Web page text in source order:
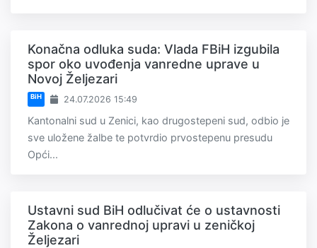
Konačna odluka suda: Vlada FBiH izgubila
spor oko uvođenja vanredne uprave u
Novoj Željezari
BiH 24.07.2026 15:49
Kantonalni sud u Zenici, kao drugostepeni sud, odbio je
sve uložene žalbe te potvrdio prvostepenu presudu
Opći...
Ustavni sud BiH odlučivat će o ustavnosti
Zakona o vanrednoj upravi u zeničkoj
Željezari